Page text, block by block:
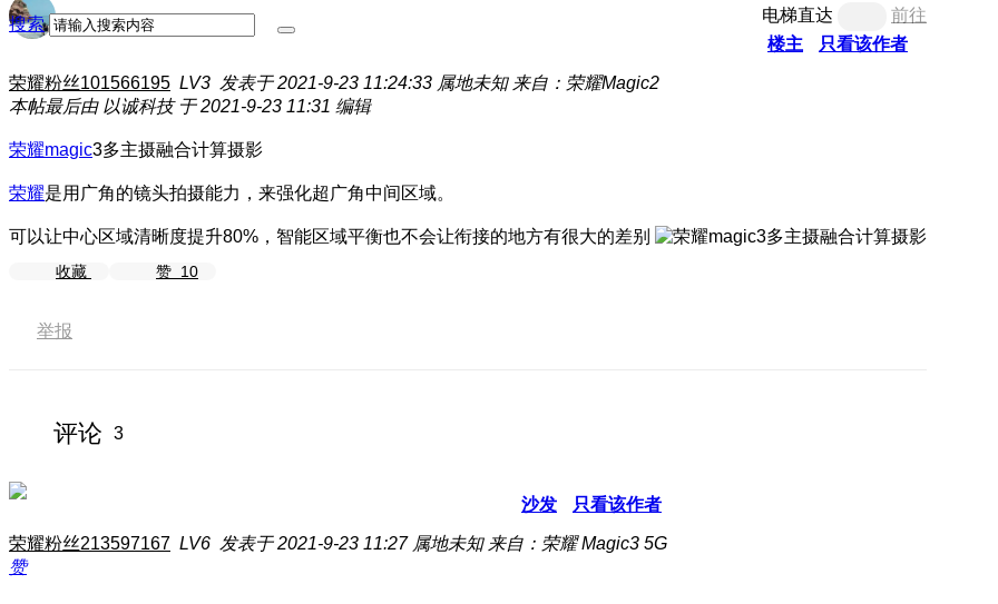
搜索 电梯直达
前往
楼主
只看该作者
荣耀粉丝101566195 LV3 发表于 2021-9-23 11:24:33 属地未知 来自：荣耀Magic2
本帖最后由 以诚科技 于 2021-9-23 11:31 编辑
荣耀magic3多主摄融合计算摄影
荣耀是用广角的镜头拍摄能力，来强化超广角中间区域。
可以让中心区域清晰度提升80%，智能区域平衡也不会让衔接的地方有很大的差别
收藏 赞 10
举报
评论 3
沙发 只看该作者
荣耀粉丝213597167 LV6 发表于 2021-9-23 11:27 属地未知 来自：荣耀 Magic3 5G
赞